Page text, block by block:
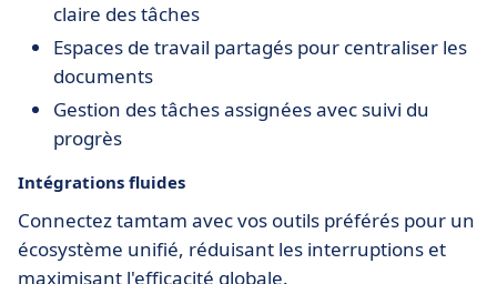
claire des tâches
Espaces de travail partagés pour centraliser les
documents
Gestion des tâches assignées avec suivi du
progrès
Intégrations fluides
Connectez tamtam avec vos outils préférés pour un
écosystème unifié, réduisant les interruptions et
maximisant l'efficacité globale.